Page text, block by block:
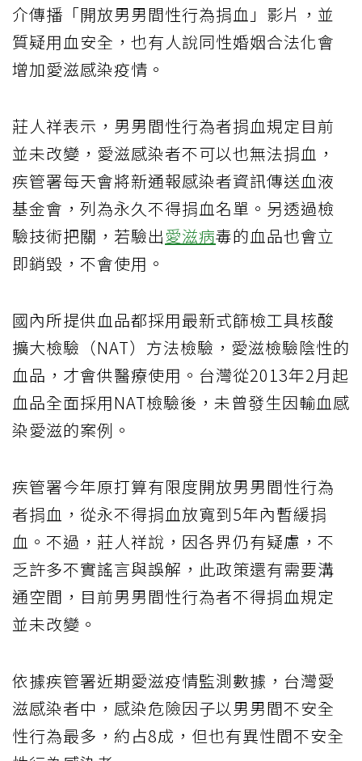
介傳播「開放男男間性行為捐血」影片，並
質疑用血安全，也有人說同性婚姻合法化會
增加愛滋感染疫情。
莊人祥表示，男男間性行為者捐血規定目前
並未改變，愛滋感染者不可以也無法捐血，
疾管署每天會將新通報感染者資訊傳送血液
基金會，列為永久不得捐血名單。另透過檢
驗技術把關，若驗出愛滋病毒的血品也會立
即銷毀，不會使用。
國內所提供血品都採用最新式篩檢工具核酸
擴大檢驗（NAT）方法檢驗，愛滋檢驗陰性的
血品，才會供醫療使用。台灣從2013年2月起
血品全面採用NAT檢驗後，未曾發生因輸血感
染愛滋的案例。
疾管署今年原打算有限度開放男男間性行為
者捐血，從永不得捐血放寬到5年內暫緩捐
血。不過，莊人祥說，因各界仍有疑慮，不
乏許多不實謠言與誤解，此政策還有需要溝
通空間，目前男男間性行為者不得捐血規定
並未改變。
依據疾管署近期愛滋疫情監測數據，台灣愛
滋感染者中，感染危險因子以男男間不安全
性行為最多，約占8成，但也有異性間不安全